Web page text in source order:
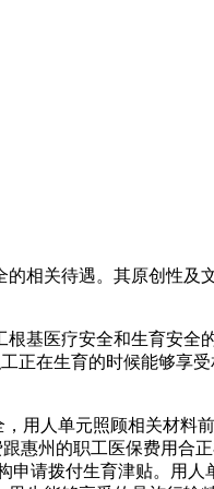
相关待遇。其原创性及
医疗安全和生育安全的
正在生育的时候能够享
人单元照顾相关材料
惠州的职工医保费用合
请拨付生育津贴。用